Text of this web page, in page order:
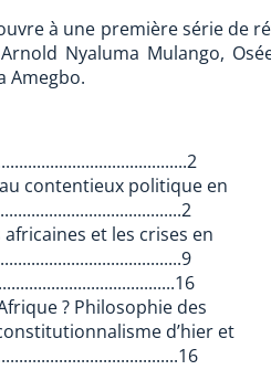
à une première série de
Nyaluma Mulango,
Amegbo.
contentieux politique en
et les crises en
? Philosophie des
d’hier et